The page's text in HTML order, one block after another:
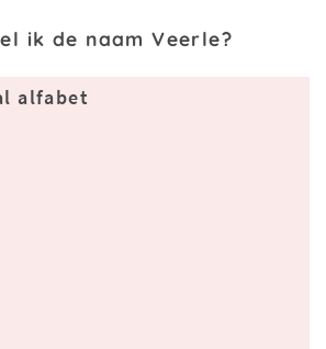
ik de naam Veerle?
alfabet